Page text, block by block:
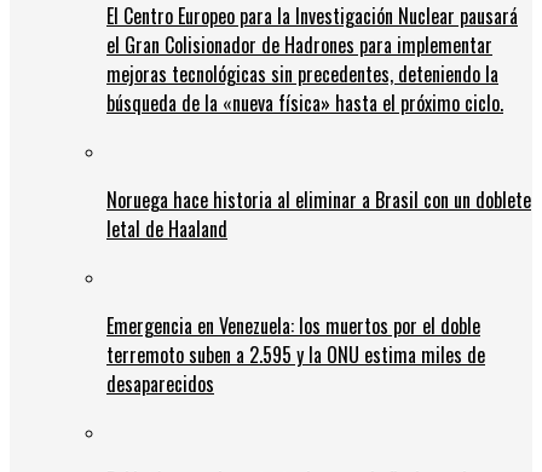
El Centro Europeo para la Investigación Nuclear pausará
el Gran Colisionador de Hadrones para implementar
mejoras tecnológicas sin precedentes, deteniendo la
búsqueda de la «nueva física» hasta el próximo ciclo.
Noruega hace historia al eliminar a Brasil con un doblete
letal de Haaland
Emergencia en Venezuela: los muertos por el doble
terremoto suben a 2.595 y la ONU estima miles de
desaparecidos